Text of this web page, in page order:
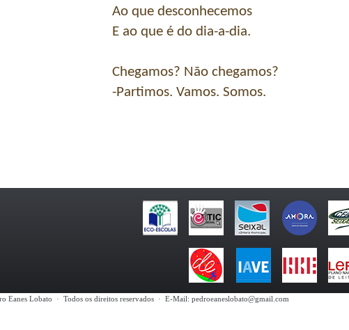
Eanes Lobato · Todos os direitos reservados · E-Mail: pedroeaneslobato@gmail.com
Ao que desconhecemos
E ao que é do dia-a-dia.
Chegamos? Não chegamos?
-Partimos. Vamos. Somos.